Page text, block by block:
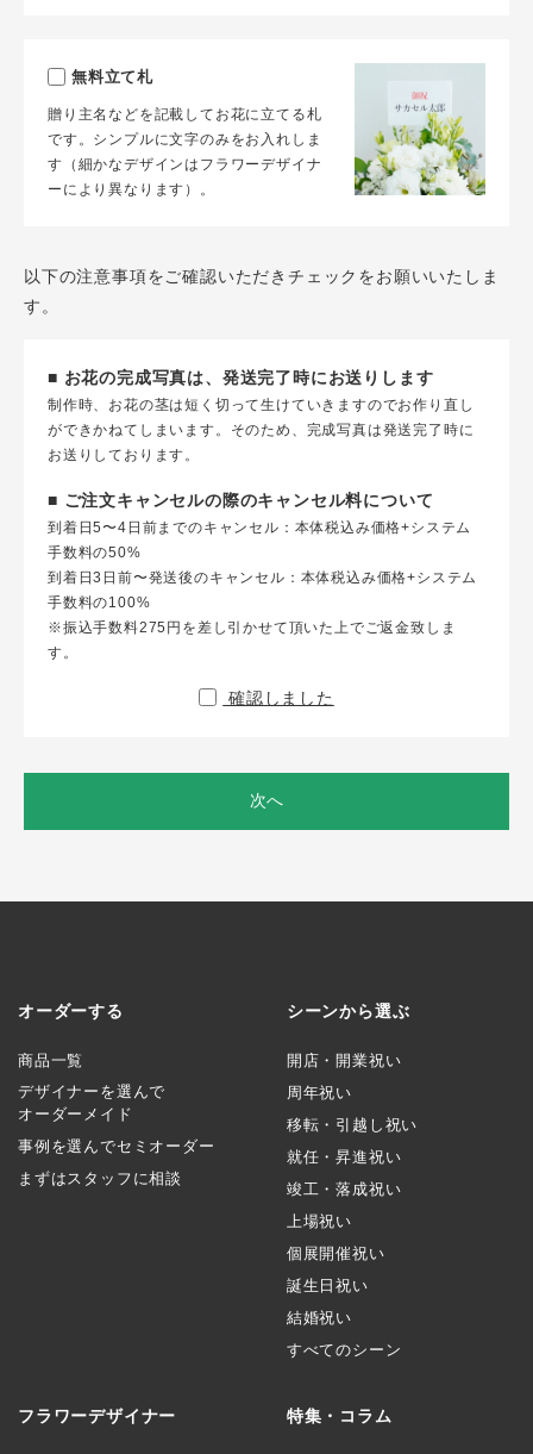
無料立て札
贈り主名などを記載してお花に立てる札
です。シンプルに文字のみをお入れしま
す（細かなデザインはフラワーデザイナ
ーにより異なります）。
以下の注意事項をご確認いただきチェックをお願いいたしま
す。
■ お花の完成写真は、発送完了時にお送りします
制作時、お花の茎は短く切って生けていきますのでお作り直し
ができかねてしまいます。そのため、完成写真は発送完了時に
お送りしております。
■ ご注文キャンセルの際のキャンセル料について
到着日5〜4日前までのキャンセル：本体税込み価格+システム
手数料の50%
到着日3日前〜発送後のキャンセル：本体税込み価格+システム
手数料の100%
※振込手数料275円を差し引かせて頂いた上でご返金致しま
す。
確認しました
次へ
オーダーする
商品一覧
デザイナーを選んで
オーダーメイド
事例を選んでセミオーダー
まずはスタッフに相談
シーンから選ぶ
開店・開業祝い
周年祝い
移転・引越し祝い
就任・昇進祝い
竣工・落成祝い
上場祝い
個展開催祝い
誕生日祝い
結婚祝い
すべてのシーン
フラワーデザイナー 特集・コラム